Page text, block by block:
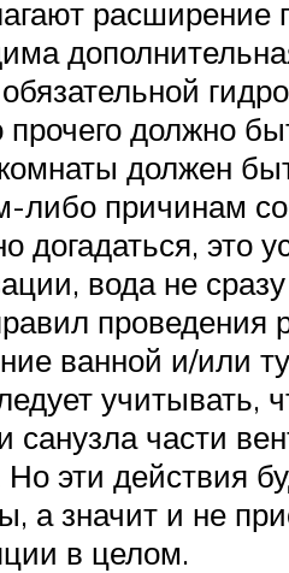
расширение
должно
должен
либо причинам
догадаться, это
вода не
проведения
ванной и/или
учитывать,
санузла части
эти действия
а значит и не
в целом.